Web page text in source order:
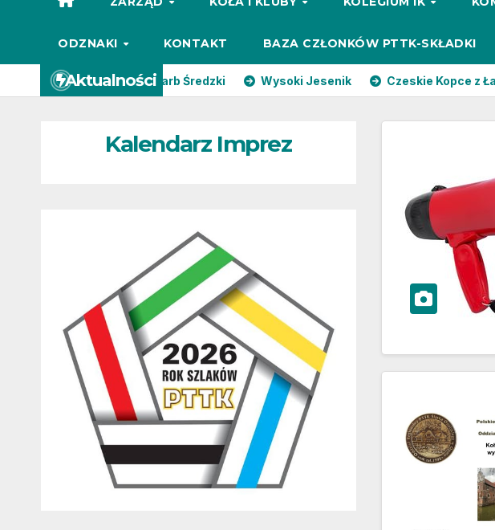
ODZNAKI KONTAKT BAZA CZŁONKÓW PTTK-SKŁADKI
Aktualności
KTG 21 Skarb Średzki Wysoki Jesenik Czeskie Kopce z Łazikiem
Kalendarz Imprez